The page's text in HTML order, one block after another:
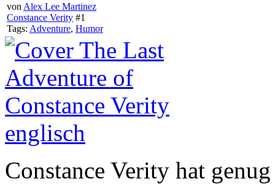
von Alex Lee Martinez
Constance Verity #1
Tags: Adventure, Humor
Constance Verity hat